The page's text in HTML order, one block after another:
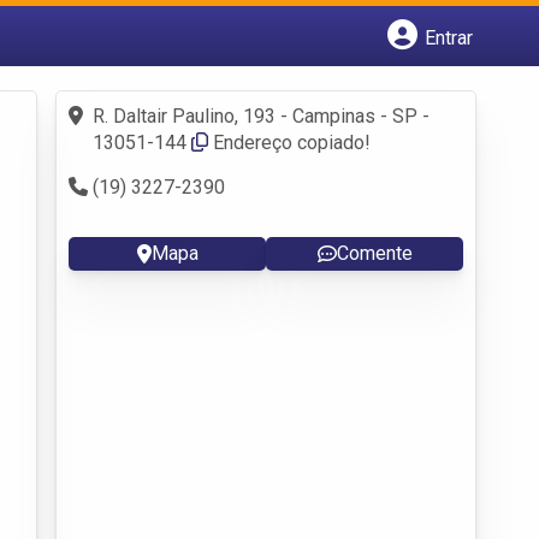
Entrar
Fazer login
Criar conta
R. Daltair Paulino, 193 - Campinas - SP -
13051-144
Endereço copiado!
(19) 3227-2390
Mapa Comente